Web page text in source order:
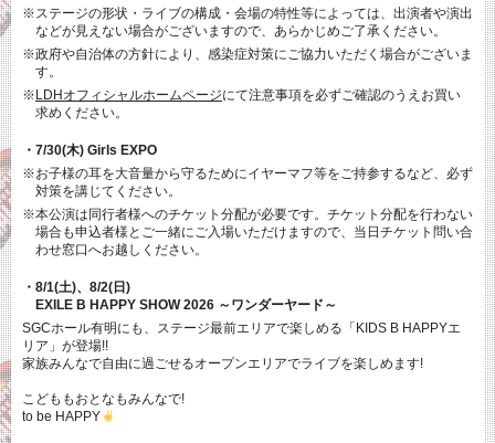
※ステージの形状・ライブの構成・会場の特性等によっては、出演者や演出
などが見えない場合がございますので、あらかじめご了承ください。
※政府や自治体の方針により、感染症対策にご協力いただく場合がございま
す。
※ LDHオフィシャルホームページにて注意事項を必ずご確認のうえお買い
求めください。
・7/30(木) Girls EXPO
※お子様の耳を大音量から守るためにイヤーマフ等をご持参するなど、必ず
対策を講じてください。
※本公演は同行者様へのチケット分配が必要です。チケット分配を行わない
場合も申込者様とご一緒にご入場いただけますので、当日チケット問い合
わせ窓口へお越しください。
・8/1(土)、8/2(日)
EXILE B HAPPY SHOW 2026 ～ワンダーヤード～
SGCホール有明にも、ステージ最前エリアで楽しめる「KIDS B HAPPYエ
リア」が登場!!
家族みんなで自由に過ごせるオープンエリアでライブを楽しめます!
こどももおとなもみんなで!
to be HAPPY